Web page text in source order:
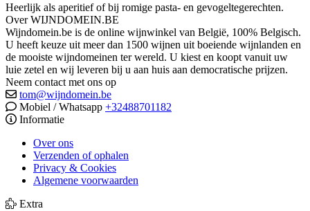
Heerlijk als aperitief of bij romige pasta- en gevogeltegerechten.
Over WIJNDOMEIN.BE
Wijndomein.be is de online wijnwinkel van België, 100% Belgisch.
U heeft keuze uit meer dan 1500 wijnen uit boeiende wijnlanden en
de mooiste wijndomeinen ter wereld. U kiest en koopt vanuit uw
luie zetel en wij leveren bij u aan huis aan democratische prijzen.
Neem contact met ons op
tom@wijndomein.be
Mobiel / Whatsapp +32488701182
Informatie
Over ons
Verzenden of ophalen
Privacy & Cookies
Algemene voorwaarden
Extra